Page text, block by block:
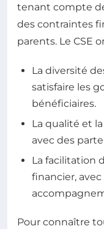
tenant compte
des contraintes
parents. Le CSE
La diversité
satisfaire les
bénéficiaires.
La qualité et
avec des
La facilitation
financier,
Pour connaître